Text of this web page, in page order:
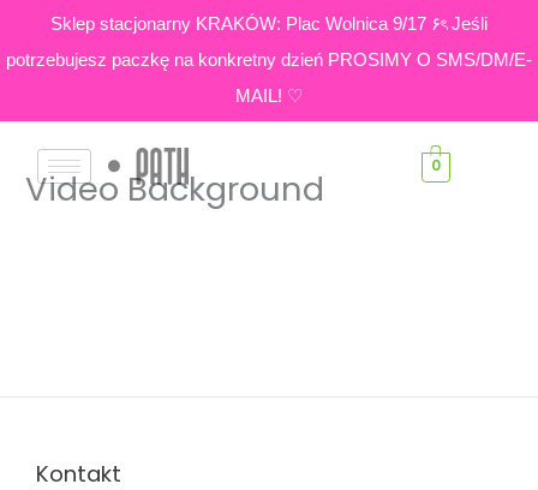
Sklep stacjonarny KRAKÓW: Plac Wolnica 9/17 ۶ৎ Jeśli
potrzebujesz paczkę na konkretny dzień PROSIMY O SMS/DM/E-
MAIL! ♡
content
0
Video Background
Kontakt